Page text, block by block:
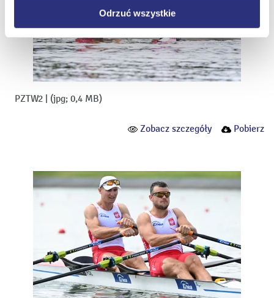
Odrzuć wszystkie
PZTW2 (jpg; 0,4 MB)
Zobacz szczegóły Pobierz